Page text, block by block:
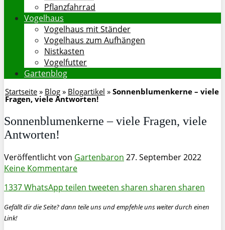
Pflanzfahrrad
Vogelhaus
Vogelhaus mit Ständer
Vogelhaus zum Aufhängen
Nistkasten
Vogelfutter
Gartenblog
Startseite » Blog » Blogartikel » Sonnenblumenkerne – viele
Fragen, viele Antworten!
Sonnenblumenkerne – viele Fragen, viele
Antworten!
Veröffentlicht von Gartenbaron 27. September 2022
Keine Kommentare
1337WhatsApp teilen tweeten sharen sharen sharen
Gefällt dir die Seite? dann teile uns und empfehle uns weiter durch einen
Link!